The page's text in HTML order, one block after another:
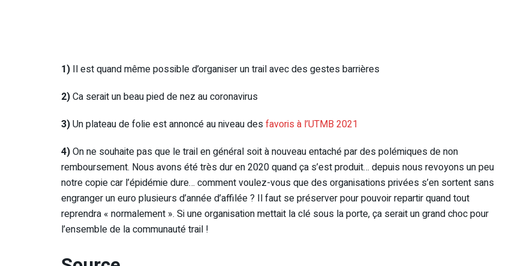
1) Il est quand même possible d’organiser un trail avec des gestes barrières
2)Ca serait un beau pied de nez au coronavirus
3)Un plateau de folie est annoncé au niveau desfavoris à l’UTMB 2021
4)On ne souhaite pas que le trail en général soit à nouveau entaché par des polémiques de non
remboursement. Nous avons été très dur en 2020 quand ça s’est produit… depuis nous revoyons un peu
notre copie car l’épidémie dure… comment voulez-vous que des organisations privées s’en sortent sans
engranger un euro plusieurs d’année d’affilée ? Il faut se préserver pour pouvoir repartir quand tout
reprendra « normalement ». Si une organisation mettait la clé sous la porte, ça serait un grand choc pour
l’ensemble de la communauté trail !